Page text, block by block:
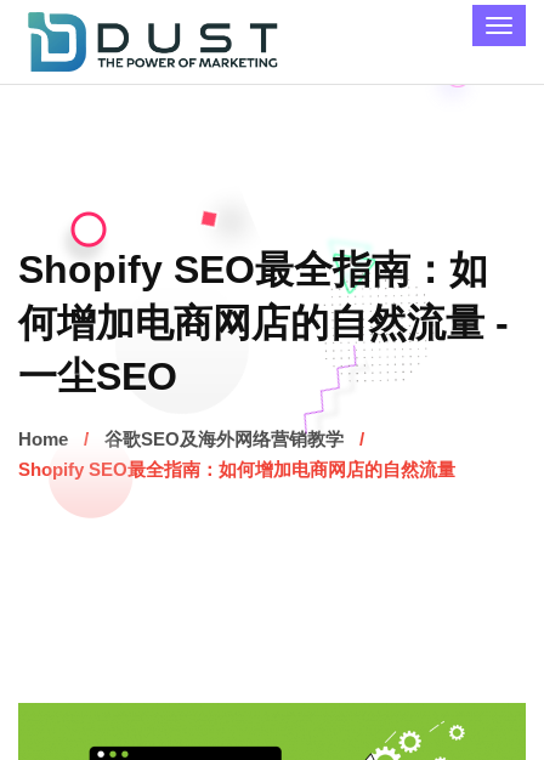
Shopify SEO最全指南：如
何增加电商网店的自然流量 -
一尘SEO
Home
谷歌SEO及海外网络营销教学
Shopify SEO最全指南：如何增加电商网店的自然流量